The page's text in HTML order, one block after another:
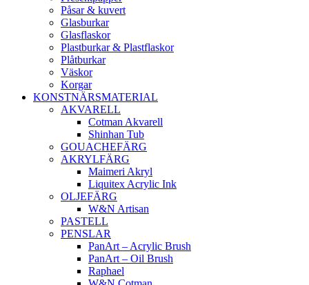
Påsar & kuvert
Glasburkar
Glasflaskor
Plastburkar & Plastflaskor
Plåtburkar
Väskor
Korgar
KONSTNÄRSMATERIAL
AKVARELL
Cotman Akvarell
Shinhan Tub
GOUACHEFÄRG
AKRYLFÄRG
Maimeri Akryl
Liquitex Acrylic Ink
OLJEFÄRG
W&N Artisan
PASTELL
PENSLAR
PanArt – Acrylic Brush
PanArt – Oil Brush
Raphael